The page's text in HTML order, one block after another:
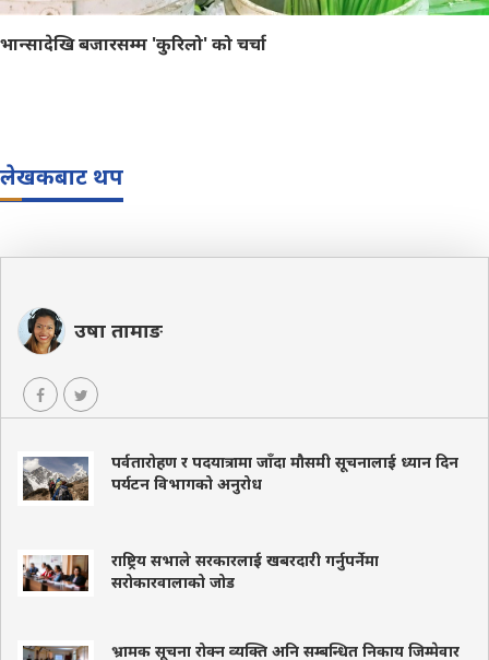
भान्सादेखि बजारसम्म 'कुरिलो' को चर्चा
लेखकबाट थप
उषा तामाङ
पर्वतारोहण र पदयात्रामा जाँदा मौसमी सूचनालाई ध्यान दिन
पर्यटन विभागको अनुरोध
राष्ट्रिय सभाले सरकारलाई खबरदारी गर्नुपर्नेमा
सरोकारवालाको जोड
भ्रामक सूचना रोक्न व्यक्ति अनि सम्बन्धित निकाय जिम्मेवार